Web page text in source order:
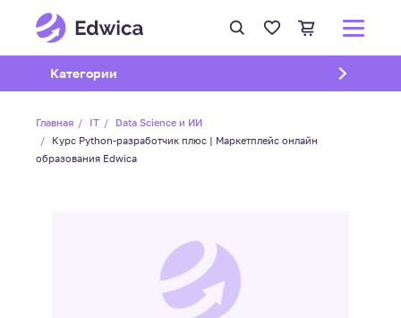
Открыть подменю
Категории
Главная IT
Data Science и ИИ
Курс Python-разработчик плюс | Маркетплейс онлайн
образования Edwica